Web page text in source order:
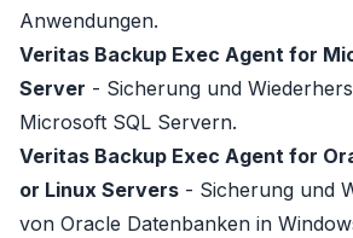
Anwendungen.
Veritas Backup Exec Agent for
Server - Sicherung und
Microsoft SQL Servern.
Veritas Backup Exec Agent for
or Linux Servers - Sicherung und
von Oracle Datenbanken in